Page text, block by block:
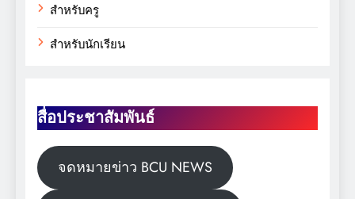
สำหรับครู
สำหรับนักเรียน
สื่อประชาสัมพันธ์
จดหมายข่าว BCU NEWS